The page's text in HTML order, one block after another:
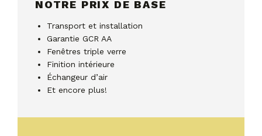
NOTRE PRIX DE BASE
Transport et installation
Garantie GCR AA
Fenêtres triple verre
Finition intérieure
Échangeur d’air
Et encore plus!